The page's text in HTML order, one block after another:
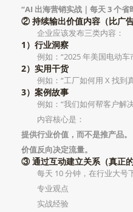
“AI 出海营销实战｜每天 3 个省
② 持续输出价值内容（比广告
企业应该发布三类内容：
1）行业洞察
例如：“2025 年美国电动车
2）实用干货
例如：“工厂如何用 X 找到
3）案例故事
例如：“我们如何帮客户解
内容核心是：
提供行业价值，而不是推产品。
价值反向决定流量。
③ 通过互动建立关系（真正的
每天 10 分钟，在行业大号
专业观点
实战经验